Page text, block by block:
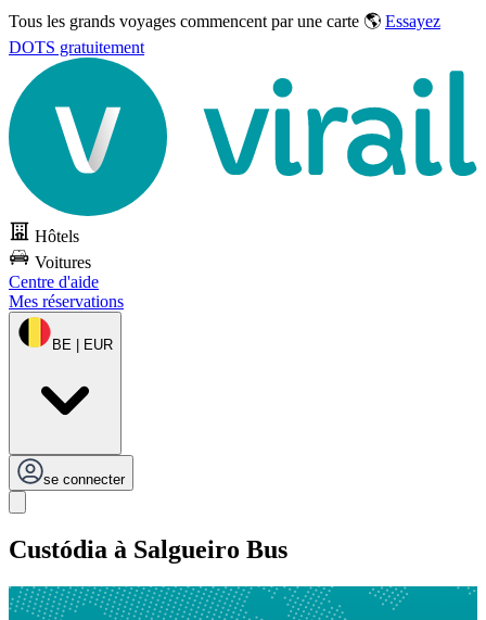
Tous les grands voyages commencent par une carte 🌎 Essayez
DOTS gratuitement
Hôtels
Voitures
Centre d'aide
Mes réservations
BE | EUR
se connecter
Custódia à Salgueiro Bus